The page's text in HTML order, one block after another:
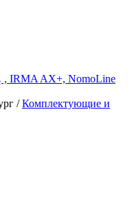
, IRMA AX+, NomoLine
/Комплектующие и